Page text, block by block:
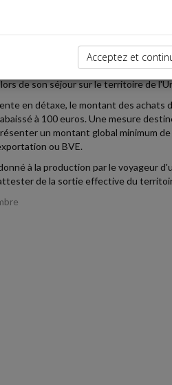
EN DÉTAXE
résidant dans un pays tiers à
de son séjour sur le territoire de
en détaxe, le montant des achats
à 100 euros. Une mesure
un montant global minimum
ou BVE.
à la production par le voyageur
de la sortie effective du
Acceptez et